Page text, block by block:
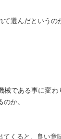
ていない領域が
選んだというの
械である事に変
か。
くると、良い意